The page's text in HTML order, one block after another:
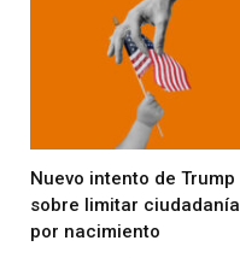
Nuevo intento de Trump
sobre limitar ciudadanía
por nacimiento